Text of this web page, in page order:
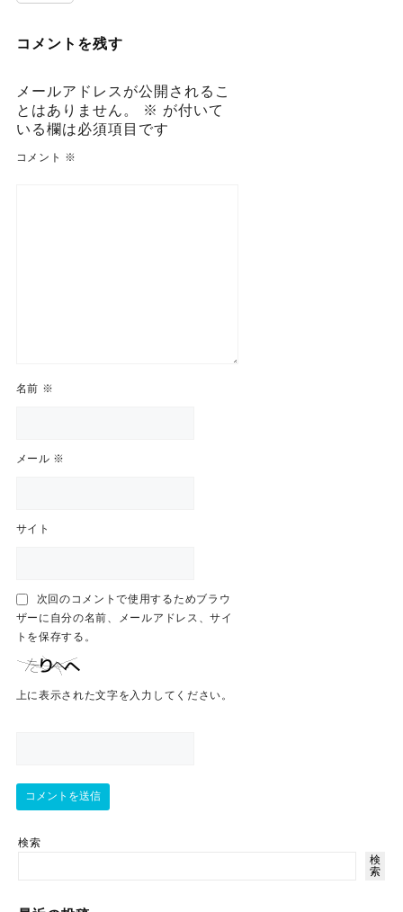
検索
検
索
コメントを残す
メールアドレスが公開されるこ
とはありません。
※ が付いて
いる欄は必須項目です
コメント ※
名前 ※
メール ※
サイト
次回のコメントで使用するためブラウ
ザーに自分の名前、メールアドレス、サイ
トを保存する。
上に表示された文字を入力してください。